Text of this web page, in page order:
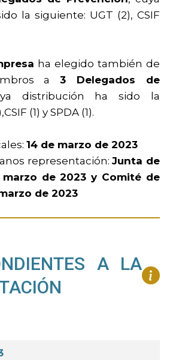
la siguiente: UGT (2), CSIF
ha elegido también de
a3 Delegados de
distribución ha sido la
(1) y SPDA (1).
14 de marzo de 2023
representación:Junta de
marzo de 2023 y Comité de
de 2023
A LA